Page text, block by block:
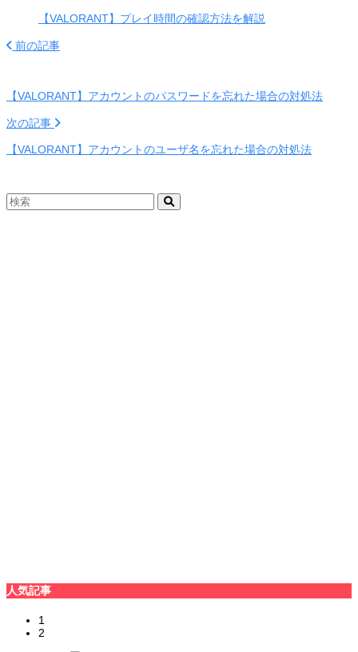
【VALORANT】プレイ時間の確認方法を解説
前の記事
【VALORANT】アカウントのパスワードを忘れた場合の対処法
次の記事
【VALORANT】アカウントのユーザ名を忘れた場合の対処法
人気記事
1
2